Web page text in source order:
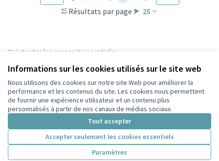
Informations sur les cookies utilisés sur le site web
Nous utilisons des cookies sur notre site Web pour améliorer la
performance et les contenus du site. Les cookies nous permettent
de fournir une expérience utilisateur et un contenu plus
personnalisés à partir de nos canaux de médias sociaux.
Tout accepter
Accepter seulement les cookies essentiels
Paramètres
Résultats par page : 25
Voir toutes les propositions retirées
Conditions d'utilisation
Paramètres des cookies
Participez Villeurbanne sur X
(Lien externe)
Participez Villeurbanne sur Facebook
Participez Villeurbanne sur Instagram
Participez Villeurbanne sur YouTube
(Lien externe)
Site réalisé grâce aulogiciel libre Decidim .
Licence
(Lien